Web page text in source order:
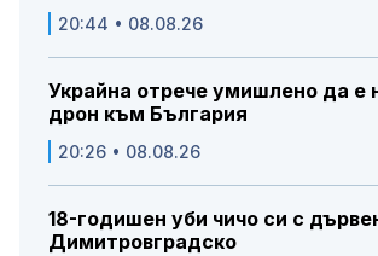
20:44 • 08.08.26
Украйна отрече умишлено да е
дрон към България
20:26 • 08.08.26
18-годишен уби чичо си с
Димитровградско